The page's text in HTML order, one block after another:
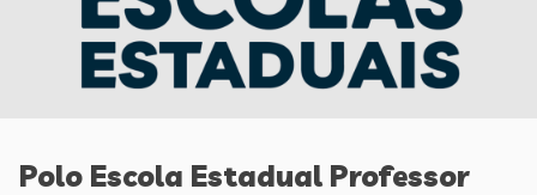
Polo Escola Estadual Professor